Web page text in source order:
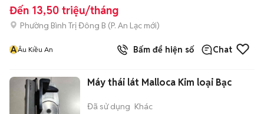
Đến 13,50 triệu/tháng
Phường Bình Trị Đông B (P. An Lạc mới)
ÂÂu Kiều An Bấm để hiện số Chat
Máy thái lát Malloca Kim loại Bạc
Đã sử dụng Khác